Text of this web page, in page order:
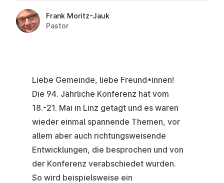
Frank Moritz-Jauk
Pastor
Liebe Gemeinde, liebe Freund*innen!
Die 94. Jährliche Konferenz hat vom
18.-21. Mai in Linz getagt und es waren
wieder einmal spannende Themen, vor
allem aber auch richtungsweisende
Entwicklungen, die besprochen und von
der Konferenz verabschiedet wurden.
So wird beispielsweise ein